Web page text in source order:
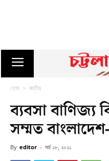
হোম জাতীয়
ব্যবসা বাণিজ্য
সম্মত
By editor - মার্চ ১৮, ২০২১